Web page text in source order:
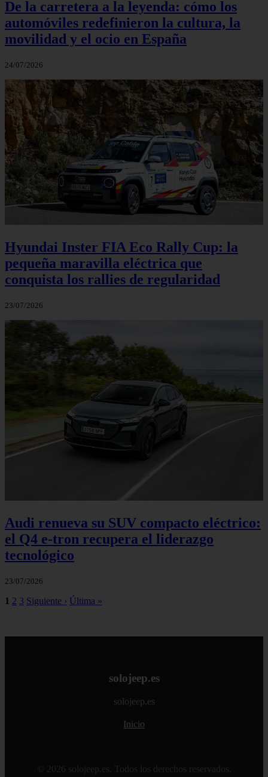
De la carretera a la leyenda: cómo los
automóviles redefinieron la cultura, la
movilidad y el ocio en España
24/07/2026
Hyundai Inster FIA Eco Rally Cup: la
pequeña maravilla eléctrica que
conquista los rallies de regularidad
23/07/2026
Audi renueva su SUV compacto eléctrico:
el Q4 e‑tron recupera el liderazgo
tecnológico
23/07/2026
1 2 3 Siguiente › Última »
solojeep.es
solojeep.es
Inicio
© 2026 solojeep.es. Todos los derechos reservados.